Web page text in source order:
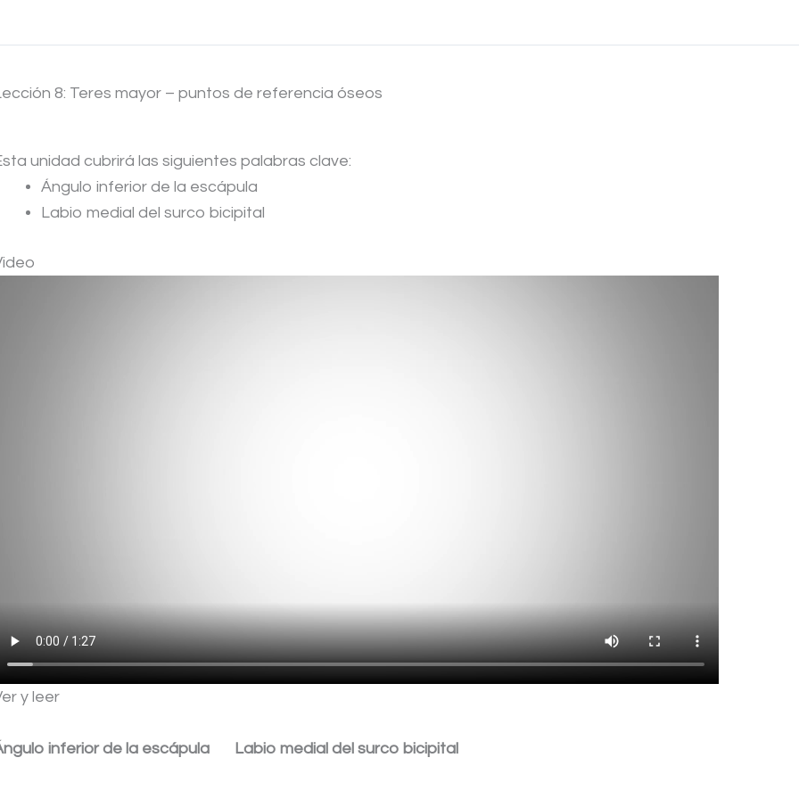
8: Teres mayor – puntos de referencia óseos
unidad cubrirá las siguientes palabras clave:
Ángulo inferior de la escápula
Labio medial del surco bicipital
y leer
inferior de la escápula Labio medial del surco bicipital